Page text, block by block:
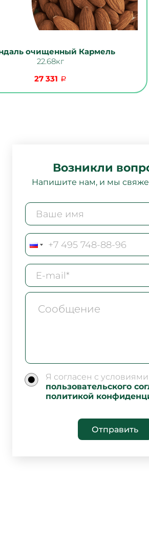
очищенный Кармель
22.68кг
27 331
Возникли
Напишите нам, и мы
Я согласен с условиями
пользовательского
политикой
Отправить